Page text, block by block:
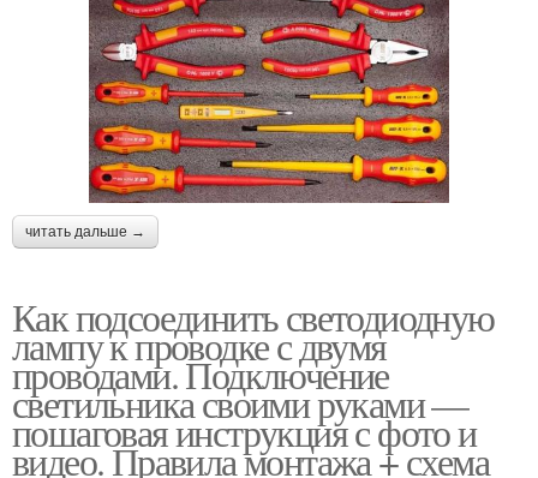
читать дальше →
Как подсоединить светодиодную
лампу к проводке с двумя
проводами. Подключение
светильника своими руками —
пошаговая инструкция с фото и
видео. Правила монтажа + схема